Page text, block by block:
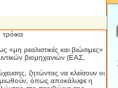
τρόικα
ρεαλιστικές και βιώσιμες»
βιομηχανιών (ΕΑΣ,
ζητώντας να κλείσουν οι
όπως αποκάλυψε η